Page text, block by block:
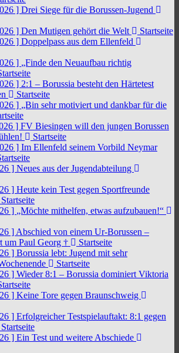
] Drei Siege für die Borussen-Jugend
] Den Mutigen gehört die Welt
Startseite
] Doppelpass aus dem Ellenfeld
] „Finde den Neuaufbau richtig
] 2:1 – Borussia besteht den Härtetest
Startseite
] „Bin sehr motiviert und dankbar für die
] FV Biesingen will den jungen Borussen
Startseite
] Im Ellenfeld seinem Vorbild Neymar
] Neues aus der Jugendabteilung
] Heute kein Test gegen Sportfreunde
Startseite
] „Möchte mithelfen, etwas aufzubauen!“
] Abschied von einem Ur-Borussen –
um Paul Georg †
Startseite
] Borussia lebt: Jugend mit sehr
Startseite
] Wieder 8:1 – Borussia dominiert Viktoria
] Keine Tore gegen Braunschweig
] Erfolgreicher Testspielauftakt: 8:1 gegen
Startseite
] Ein Test und weitere Abschiede